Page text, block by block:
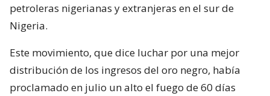
petroleras nigerianas y extranjeras en el sur de
Nigeria.
Este movimiento, que dice luchar por una mejor
distribución de los ingresos del oro negro, había
proclamado en julio un alto el fuego de 60 días